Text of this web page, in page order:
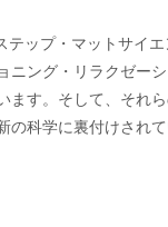
ップ・マットサイ
ニング・リラクゼー
す。そして、それ
科学に裏付けされて